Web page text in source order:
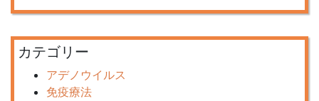
カテゴリー
アデノウイルス
免疫療法